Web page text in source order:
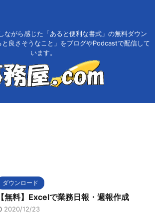
ながら感じた「あると便利な書式」の無料ダウン
と良さそうなこと」をブログやPodcastで配信して
います。
ダウンロード
【無料】Excelで業務日報・週報作成
2020/12/23